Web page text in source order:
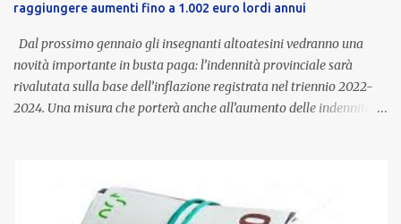
raggiungere aumenti fino a 1.002 euro lordi annui
Dal prossimo gennaio gli insegnanti altoatesini vedranno una
novità importante in busta paga: l’indennità provinciale sarà
rivalutata sulla base dell’inflazione registrata nel triennio 2022-
2024. Una misura che porterà anche all’aumento delle indennità di
dedicato alle donne vittime di violenza di genere, in linea con la
normativa nazionale e con l’obiettivo di offrire maggiore tutela e